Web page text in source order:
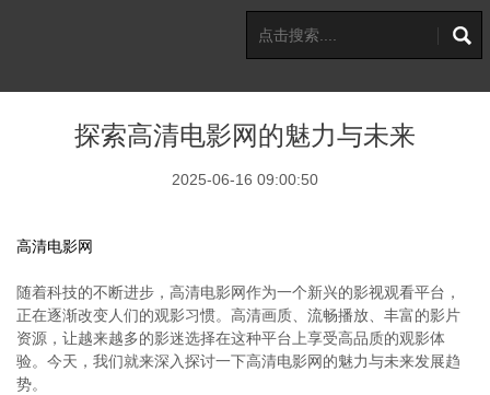
探索高清电影网的魅力与未来
2025-06-16 09:00:50
高清电影网
随着科技的不断进步，高清电影网作为一个新兴的影视观看平台，
正在逐渐改变人们的观影习惯。高清画质、流畅播放、丰富的影片
资源，让越来越多的影迷选择在这种平台上享受高品质的观影体
验。今天，我们就来深入探讨一下高清电影网的魅力与未来发展趋
势。